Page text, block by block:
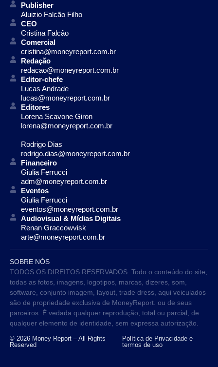
Publisher
Aluizio Falcão Filho
CEO
Cristina Falcão
Comercial
cristina@moneyreport.com.br
Redação
redacao@moneyreport.com.br
Editor-chefe
Lucas Andrade
lucas@moneyreport.com.br
Editores
Lorena Scavone Giron
lorena@moneyreport.com.br
Rodrigo Dias
rodrigo.dias@moneyreport.com.br
Financeiro
Giulia Ferrucci
adm@moneyreport.com.br
Eventos
Giulia Ferrucci
eventos@moneyreport.com.br
Audiovisual & Mídias Digitais
Renan Graccowvisk
arte@moneyreport.com.br
SOBRE NÓS
TODOS OS DIREITOS RESERVADOS. Todo o conteúdo do site,
todas as fotos, imagens, logotipos, marcas, dizeres, som,
software, conjunto imagem, layout, trade dress, aqui veiculados
são de propriedade exclusiva de MoneyReport. ou de seus
parceiros. É vedada qualquer reprodução, total ou parcial, de
qualquer elemento de identidade, sem expressa autorização.
© 2026 Money Report – All Rights
Reserved
Política de Privacidade e
termos de uso